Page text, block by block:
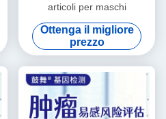
articoli per maschi
Ottenga il migliore
prezzo